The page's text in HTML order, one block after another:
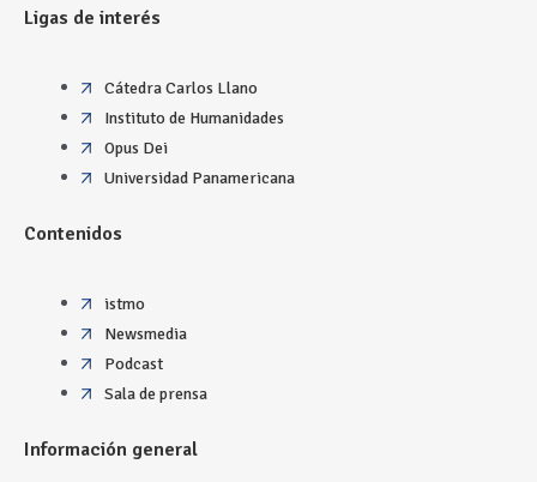
Ligas de interés
Cátedra Carlos Llano
Instituto de Humanidades
Opus Dei
Universidad Panamericana
Contenidos
istmo
Newsmedia
Podcast
Sala de prensa
Información general